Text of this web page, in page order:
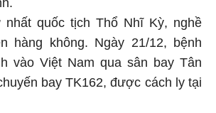
nhất quốc tịch Thổ Nhĩ Kỳ, nghề
hàng không. Ngày 21/12, bệnh
vào Việt Nam qua sân bay Tân
bay TK162, được cách ly tại